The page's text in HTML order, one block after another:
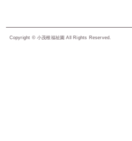
Copyright © 小茂根福祉園 All Rights Reserved.